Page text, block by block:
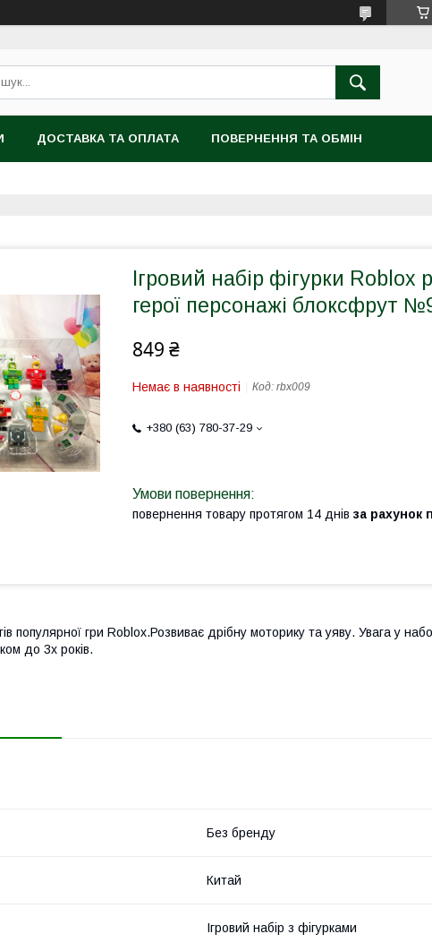
ДОСТАВКА ТА ОПЛАТА ПОВЕРНЕННЯ ТА ОБМІН
Ігровий набір фігурки Roblox
герої персонажі блоксфрут
849 ₴
Немає в наявності Код: rbx009
+380 (63) 780-37-29
повернення товару протягом 14 днів за рахунок
популярної гри Roblox.Розвиває дрібну моторику та уяву. Увага у
до 3х років.
Без бренду
Китай
Ігровий набір з фігурками